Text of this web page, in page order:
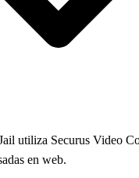
utiliza Securus Video
en web.